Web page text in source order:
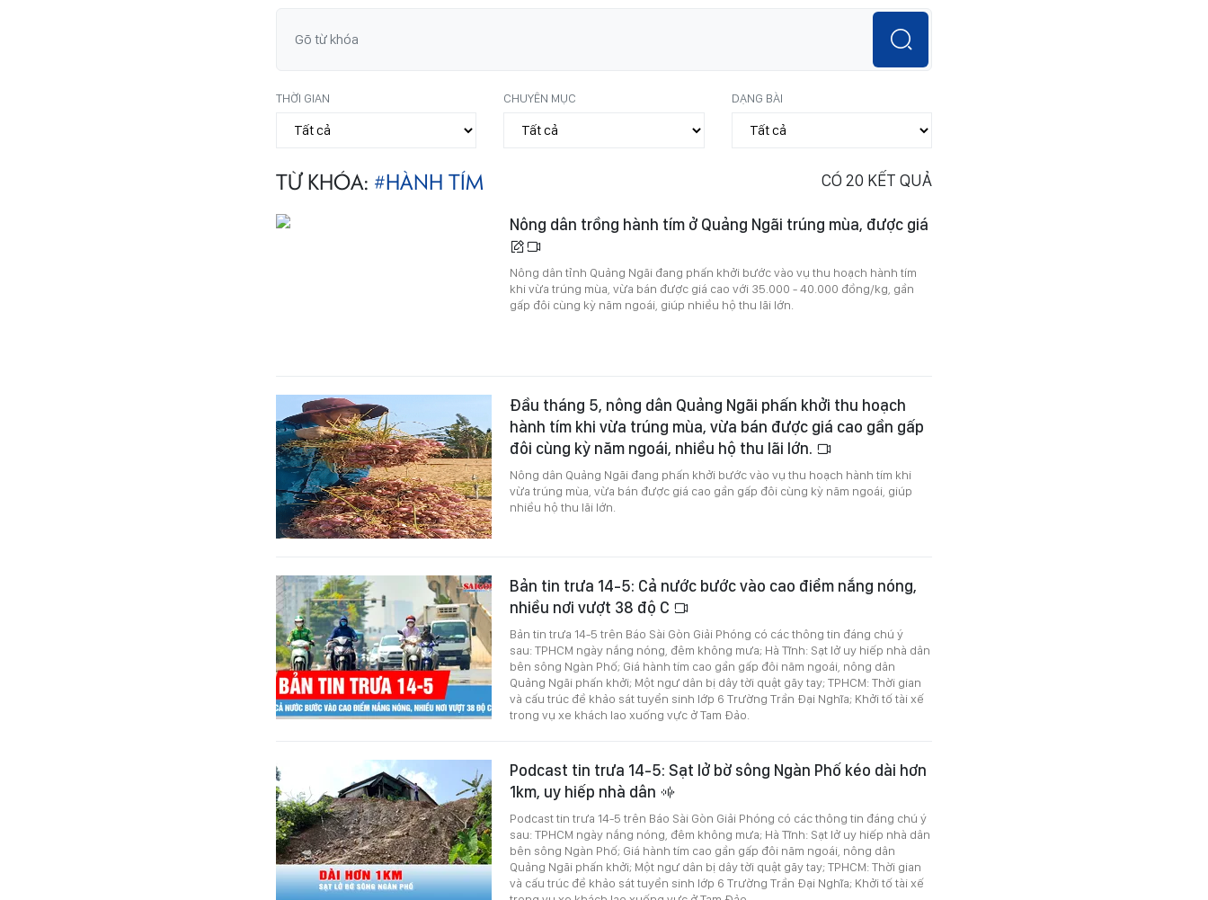
THỜI GIAN CHUYÊN MỤC DẠNG BÀI
TỪ KHÓA: #HÀNH TÍM CÓ 20 KẾT QUẢ
Nông dân trồng hành tím ở Quảng Ngãi trúng mùa, được giá
Nông dân tỉnh Quảng Ngãi đang phấn khởi bước vào vụ thu hoạch hành tím
khi vừa trúng mùa, vừa bán được giá cao với 35.000 - 40.000 đồng/kg, gần
gấp đôi cùng kỳ năm ngoái, giúp nhiều hộ thu lãi lớn.
Đầu tháng 5, nông dân Quảng Ngãi phấn khởi thu hoạch
hành tím khi vừa trúng mùa, vừa bán được giá cao gần gấp
đôi cùng kỳ năm ngoái, nhiều hộ thu lãi lớn.
Nông dân Quảng Ngãi đang phấn khởi bước vào vụ thu hoạch hành tím khi
vừa trúng mùa, vừa bán được giá cao gần gấp đôi cùng kỳ năm ngoái, giúp
nhiều hộ thu lãi lớn.
Bản tin trưa 14-5: Cả nước bước vào cao điểm nắng nóng,
nhiều nơi vượt 38 độ C
Bản tin trưa 14-5 trên Báo Sài Gòn Giải Phóng có các thông tin đáng chú ý
sau: TPHCM ngày nắng nóng, đêm không mưa; Hà Tĩnh: Sạt lở uy hiếp nhà dân
bên sông Ngàn Phố; Giá hành tím cao gần gấp đôi năm ngoái, nông dân
Quảng Ngãi phấn khởi; Một ngư dân bị dây tời quật gãy tay; TPHCM: Thời gian
và cấu trúc đề khảo sát tuyển sinh lớp 6 Trường Trần Đại Nghĩa; Khởi tố tài xế
trong vụ xe khách lao xuống vực ở Tam Đảo.
Podcast tin trưa 14-5: Sạt lở bờ sông Ngàn Phố kéo dài hơn
1km, uy hiếp nhà dân
Podcast tin trưa 14-5 trên Báo Sài Gòn Giải Phóng có các thông tin đáng chú ý
sau: TPHCM ngày nắng nóng, đêm không mưa; Hà Tĩnh: Sạt lở uy hiếp nhà dân
bên sông Ngàn Phố; Giá hành tím cao gần gấp đôi năm ngoái, nông dân
Quảng Ngãi phấn khởi; Một ngư dân bị dây tời quật gãy tay; TPHCM: Thời gian
và cấu trúc đề khảo sát tuyển sinh lớp 6 Trường Trần Đại Nghĩa; Khởi tố tài xế